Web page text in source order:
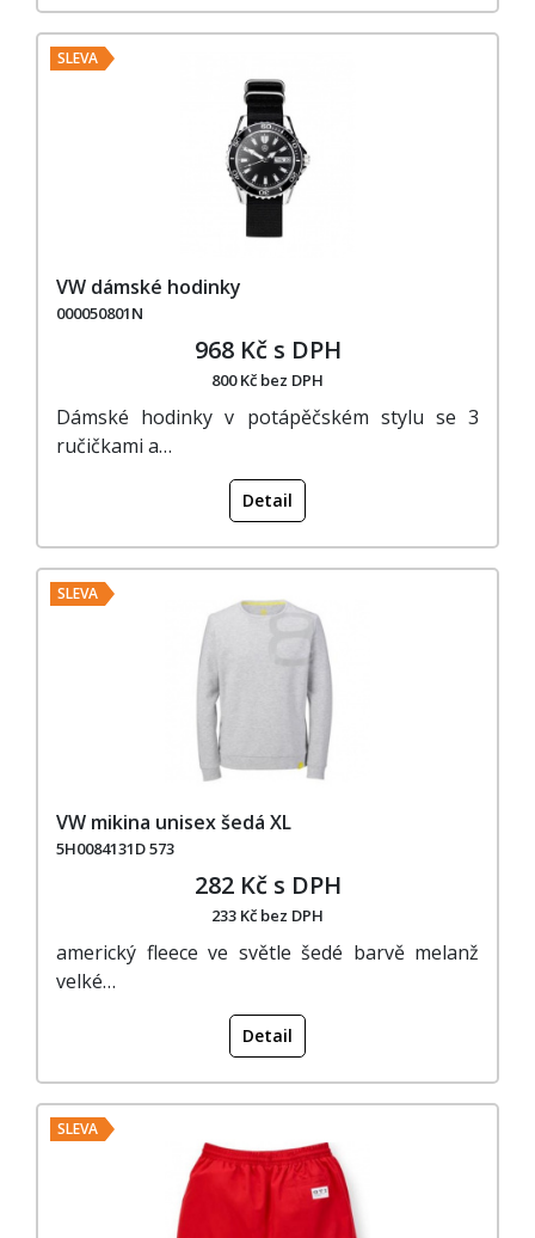
SLEVA
VW dámské hodinky
000050801N
968 Kč s DPH
800 Kč bez DPH
Dámské hodinky v potápěčském stylu se 3
ručičkami a…
Detail
SLEVA
VW mikina unisex šedá XL
5H0084131D 573
282 Kč s DPH
233 Kč bez DPH
americký fleece ve světle šedé barvě melanž
velké…
Detail
SLEVA